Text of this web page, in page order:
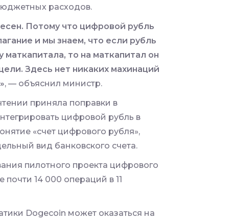
расходов.
Потому что цифровой рубль
и мы знаем, что если рубль
маткапитала, то на маткапитал он
Здесь нет никаких махинаций
, — объяснил министр.
приняла поправки в
цифровой рубль в
«счет цифрового рубля»,
вид банковского счета.
пилотного проекта цифрового
почти 14 000 операций в 11
Dogecoin может оказаться на